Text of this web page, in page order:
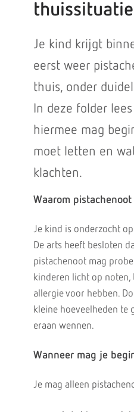
thuissituatie
Je kind krijgt
eerst weer
thuis, onder
In deze folder
hiermee mag
moet letten en
klachten.
Waarom pistachenoot
Je kind is onderzocht
De arts heeft besloten
pistachenoot mag
kinderen licht op noten,
allergie voor hebben.
kleine hoeveelheden te
eraan wennen.
Wanneer mag je
Je mag alleen